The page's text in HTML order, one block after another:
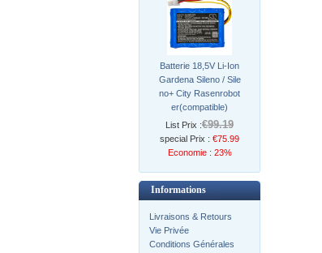
Batterie 18,5V Li-Ion
Gardena Sileno / Sile
no+ City Rasenrobot
er(compatible)
List Prix :€99.19
special Prix : €75.99
Economie : 23%
Informations
Livraisons & Retours
Vie Privée
Conditions Générales